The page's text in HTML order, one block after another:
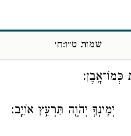
שמות ט״ו:ח׳
בַיָּ֑ם וּמִבְחַ֥ר שָֽׁלִשָׁ֖יו
כְּמוֹ־אָֽבֶן׃
יְמִֽינְךָ֥ יְהֹוָ֖ה תִּרְעַ֥ץ